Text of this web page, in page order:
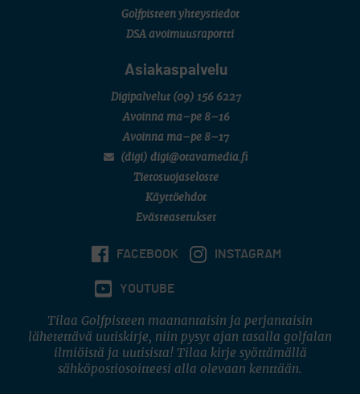
Golfpisteen yhteystiedot
DSA avoimuusraportti
Asiakaspalvelu
Digipalvelut (09) 156 6227
Avoinna ma–pe 8–16
Avoinna ma–pe 8–17
(digi) digi@otavamedia.fi
Tietosuojaseloste
Käyttöehdot
Evästeasetukset
FACEBOOK INSTAGRAM
YOUTUBE
Tilaa Golfpisteen maanantaisin ja perjantaisin
lähetettävä uutiskirje, niin pysyt ajan tasalla golfalan
ilmiöistä ja uutisista! Tilaa kirje syöttämällä
sähköpostiosoitteesi alla olevaan kenttään.